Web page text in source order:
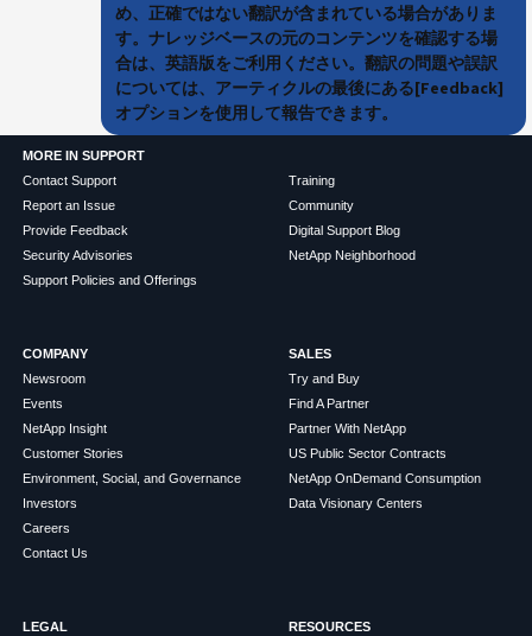
め、正確ではない翻訳が含まれている場合がありま
す。ナレッジベースの元のコンテンツを確認する場
合は、英語版をご利用ください。翻訳の問題や誤訳
については、アーティクルの最後にある[Feedback]
オプションを使用して報告できます。
MORE IN SUPPORT
Contact Support
Report an Issue
Provide Feedback
Security Advisories
Support Policies and Offerings
Training
Community
Digital Support Blog
NetApp Neighborhood
COMPANY
Newsroom
Events
NetApp Insight
Customer Stories
Environment, Social, and Governance
Investors
Careers
Contact Us
SALES
Try and Buy
Find A Partner
Partner With NetApp
US Public Sector Contracts
NetApp OnDemand Consumption
Data Visionary Centers
LEGAL RESOURCES